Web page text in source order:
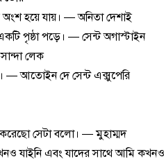
হয়ে যায়। — অনিতা দেশাই
পৃষ্ঠা পড়ে। — সেন্ট অগাস্টাইন
লেক
— আতোইন দে সেন্ট এক্সুপেরি
সেটা বলো। — মুহাম্মদ
যাইনি এবং যাদের সাথে আমি কখনও